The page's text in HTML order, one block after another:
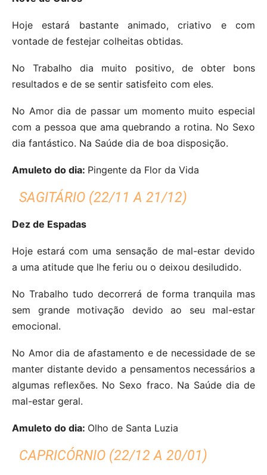
Hoje estará bastante animado, criativo e com
vontade de festejar colheitas obtidas.
No Trabalho dia muito positivo, de obter bons
resultados e de se sentir satisfeito com eles.
No Amor dia de passar um momento muito especial
com a pessoa que ama quebrando a rotina. No Sexo
dia fantástico. Na Saúde dia de boa disposição.
Amuleto do dia: Pingente da Flor da Vida
SAGITÁRIO (22/11 A 21/12)
Dez de Espadas
Hoje estará com uma sensação de mal-estar devido
a uma atitude que lhe feriu ou o deixou desiludido.
No Trabalho tudo decorrerá de forma tranquila mas
sem grande motivação devido ao seu mal-estar
emocional.
No Amor dia de afastamento e de necessidade de se
manter distante devido a pensamentos necessários a
algumas reflexões. No Sexo fraco. Na Saúde dia de
mal-estar geral.
Amuleto do dia: Olho de Santa Luzia
CAPRICÓRNIO (22/12 A 20/01)